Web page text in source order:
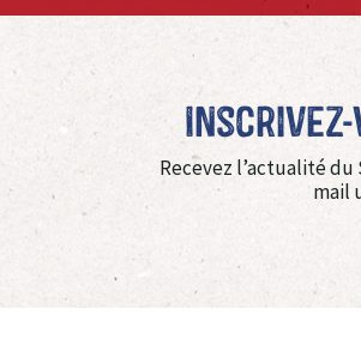
Recevez l’actualité
mail